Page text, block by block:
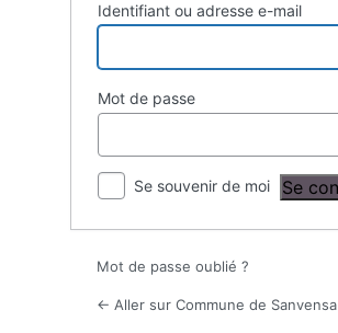
Identifiant ou adresse e-mail
Mot de passe
Se souvenir de moi
Mot de passe oublié ?
← Aller sur Commune de Sanvensa